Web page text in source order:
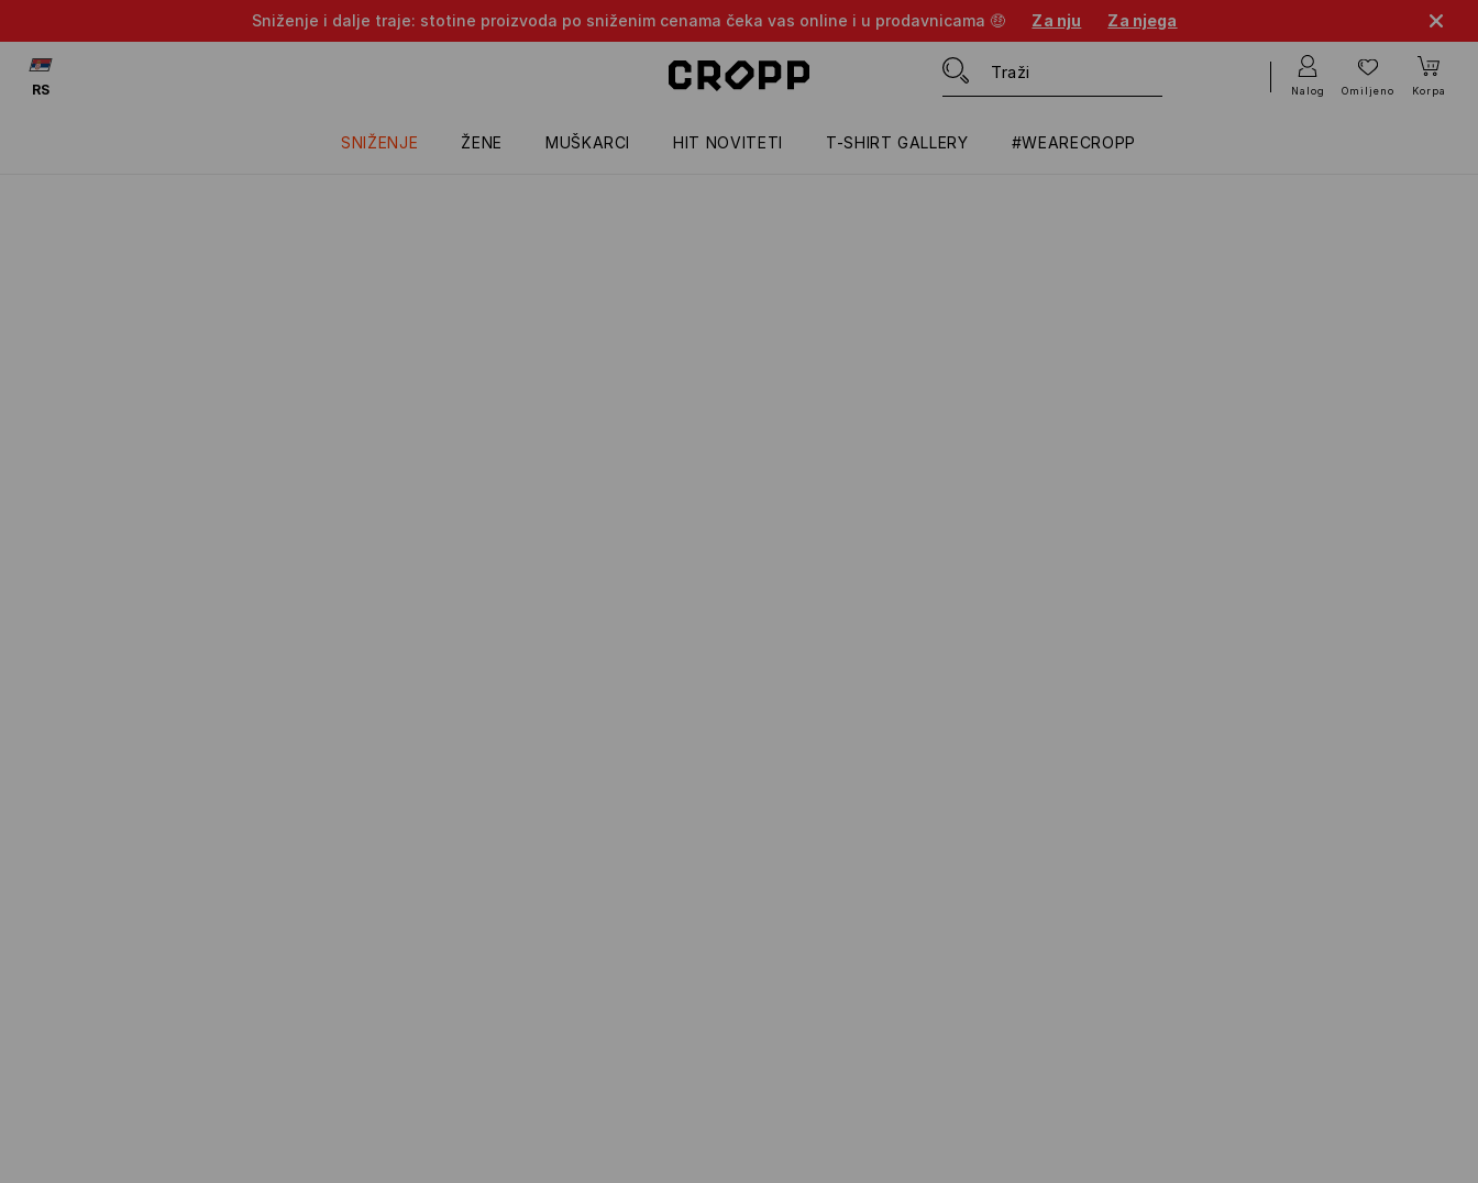
Sniženje i dalje traje: stotine proizvoda po sniženim cenama čeka vas online i u prodavnicama 🤑 Za nju Za njega
SNIŽENJE ŽENE MUŠKARCI HIT NOVITETI T-SHIRT GALLERY #WEARECROPP
RS Nalog Omiljeno Korpa